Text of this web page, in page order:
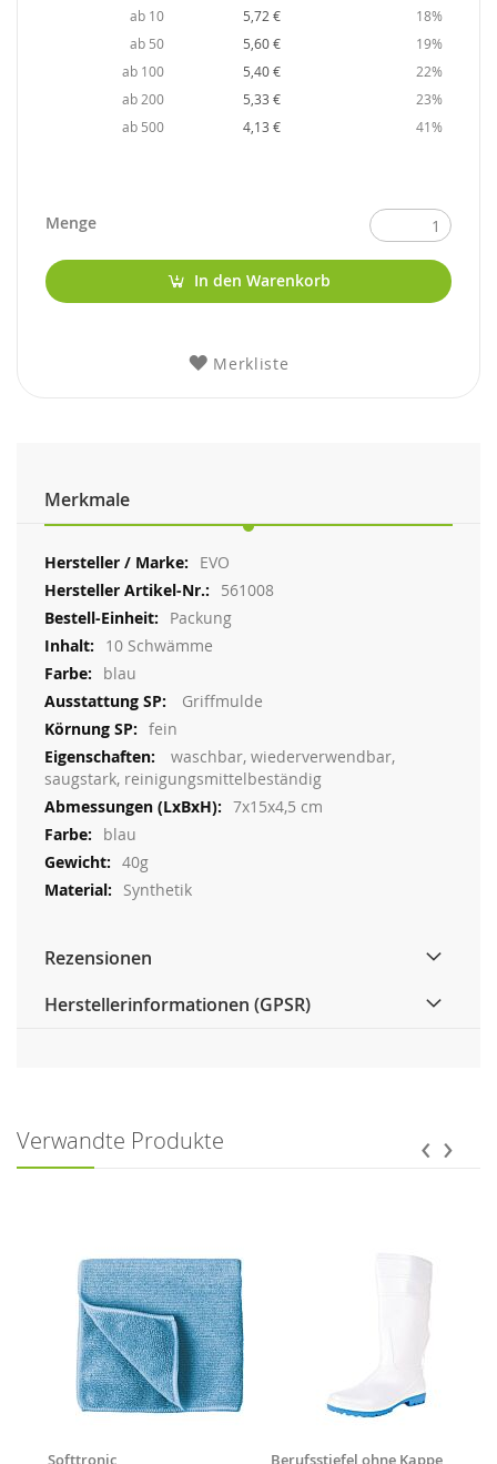
ab 10
5,72 €
18%
ab 50
5,60 €
19%
ab 100
5,40 €
22%
ab 200
5,33 €
23%
ab 500
4,13 € 41%
Menge
In den Warenkorb
Merkliste
Merkmale
Weitere
Informationen
EVO
561008
Packung
10 Schwämme
blau
Griffmulde
fein
waschbar, wiederverwendbar,
saugstark, reinigungsmittelbeständig
7x15x4,5 cm
blau
40g
Synthetik
Rezensionen
Herstellerinformationen (GPSR)
Verwandte Produkte
Softtronic Berufsstiefel ohne Kappe
‹ ›